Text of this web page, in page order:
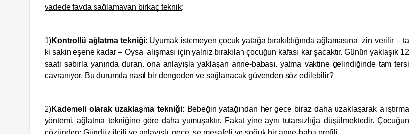
vadede fayda sağlamayan birkaç teknik:
1)Kontrollü ağlatma tekniği: Uyumak istemeyen çocuk yatağa bırakıldığında ağlamasına izin verilir – ta
ki sakinleşene kadar – Oysa, alışması için yalnız bırakılan çocuğun kafası karışacaktır. Günün yaklaşık 12
saati sabırla yanında duran, ona anlayışla yaklaşan anne-babası, yatma vaktine gelindiğinde tam tersi
davranıyor. Bu durumda nasıl bir dengeden ve sağlanacak güvenden söz edilebilir?
2)Kademeli olarak uzaklaşma tekniği: Bebeğin yatağından her gece biraz daha uzaklaşarak alıştırma
yöntemi, ağlatma tekniğine göre daha yumuşaktır. Fakat yine aynı tutarsızlığa düşülmektedir. Çocuğun
gözünden: Gündüz ilgili ve anlayışlı, gece ise mesafeli ve soğuk bir anne-baba profili.